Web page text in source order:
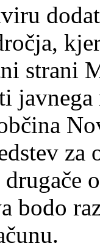
strani
javnega
za
bodo